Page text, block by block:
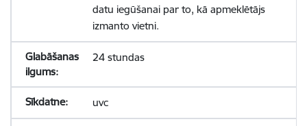
datu iegūšanai par to, kā apmeklētājs
izmanto vietni.
24 stundas
uvc